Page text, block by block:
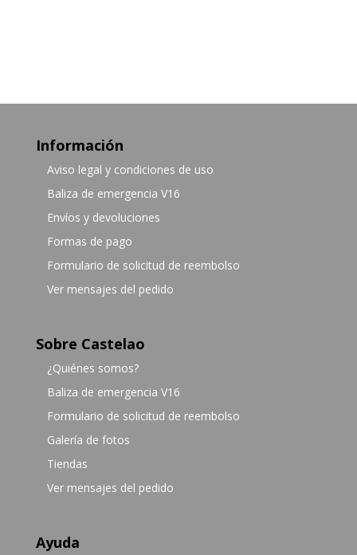
Información
Aviso legal y condiciones de uso
Baliza de emergencia V16
Envíos y devoluciones
Formas de pago
Formulario de solicitud de reembolso
Ver mensajes del pedido
Sobre Castelao
¿Quiénes somos?
Baliza de emergencia V16
Formulario de solicitud de reembolso
Galería de fotos
Tiendas
Ver mensajes del pedido
Ayuda